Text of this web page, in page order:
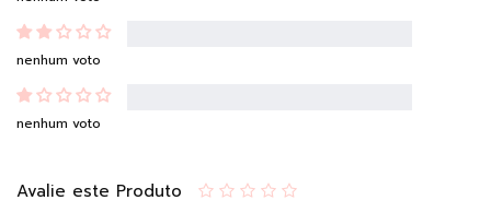
nenhum voto
nenhum voto
Avalie este Produto